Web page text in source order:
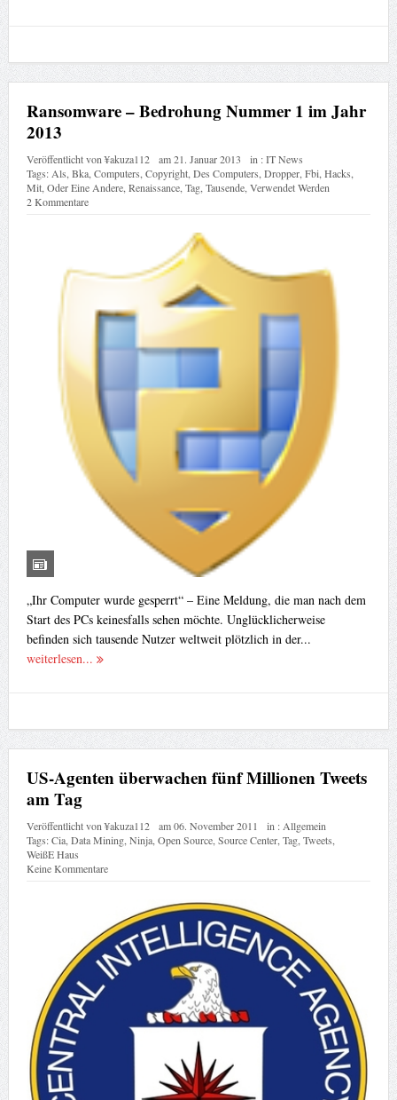
Ransomware – Bedrohung Nummer 1 im Jahr
2013
Veröffentlicht von¥akuza112 am21. Januar 2013 in :IT News
Tags: Als Bka, Computers Copyright, Des Computers Dropper, Fbi Hacks
Mit, Oder Eine Andere, Renaissance, Tag, Tausende, Verwendet Werden
2 Kommentare
„Ihr Computer wurde gesperrt“ – Eine Meldung, die man nach dem
Start des PCs keinesfalls sehen möchte. Unglücklicherweise
befinden sich tausende Nutzer weltweit plötzlich in der...
weiterlesen...
US-Agenten überwachen fünf Millionen Tweets
am Tag
Veröffentlicht von¥akuza112 am06. November 2011 in : Allgemein
Tags:Cia, Data Mining, Ninja, Open Source, Source Center, Tag, Tweets
WeißE Haus
Keine Kommentare